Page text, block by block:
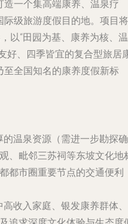
一个集高端康养、温泉疗
级旅游度假目的地。项目将
以“田园为基、康养为核、温
好、四季皆宜的复合型旅居
全国知名的康养度假新标
的温泉资源（需进一步勘探确
、毗邻三苏祠等东坡文化地
都市圈重要节点的交通便利
收入家庭、银发康养群体、